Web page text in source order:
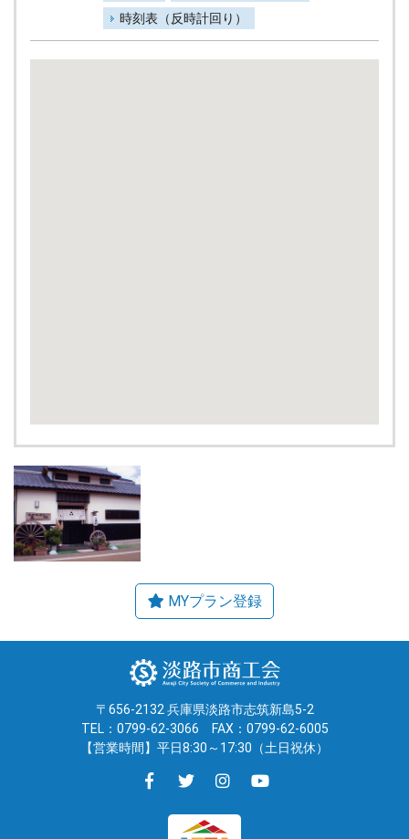
時刻表（反時計回り）
〒656-2132 兵庫県淡路市志筑新島5-2
TEL：0799-62-3066
FAX：0799-62-6005
【営業時間】平日8:30～17:30（土日祝休）